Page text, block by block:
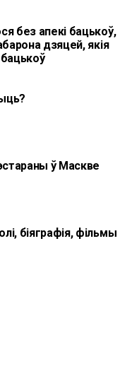
без апекi бацькоў,
дзяцей, якія
бацькоў
ў Маскве
біяграфія, фільмы